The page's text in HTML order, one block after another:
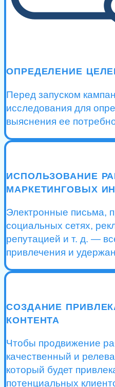
ОПРЕДЕЛЕНИЕ
Перед запуском
исследования для
выяснения ее
ИСПОЛЬЗОВАНИЕ
МАРКЕТИНГОВЫХ
Электронные письма,
социальных сетях,
репутацией и т. д. —
привлечения и
СОЗДАНИЕ
КОНТЕНТА
Чтобы продвижение
качественный и
который будет
потенциальных